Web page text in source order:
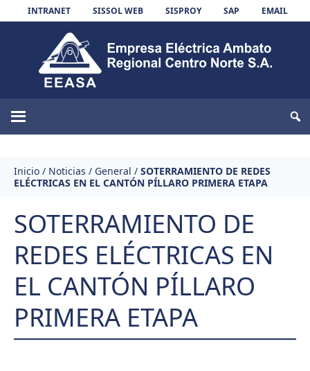
Skip to content
INTRANET SISSOL WEB SISPROY SAP EMAIL
EEASA
Inicio / Noticias / General / SOTERRAMIENTO DE REDES
ELÉCTRICAS EN EL CANTÓN PÍLLARO PRIMERA ETAPA
SOTERRAMIENTO DE
REDES ELÉCTRICAS EN
EL CANTÓN PÍLLARO
PRIMERA ETAPA